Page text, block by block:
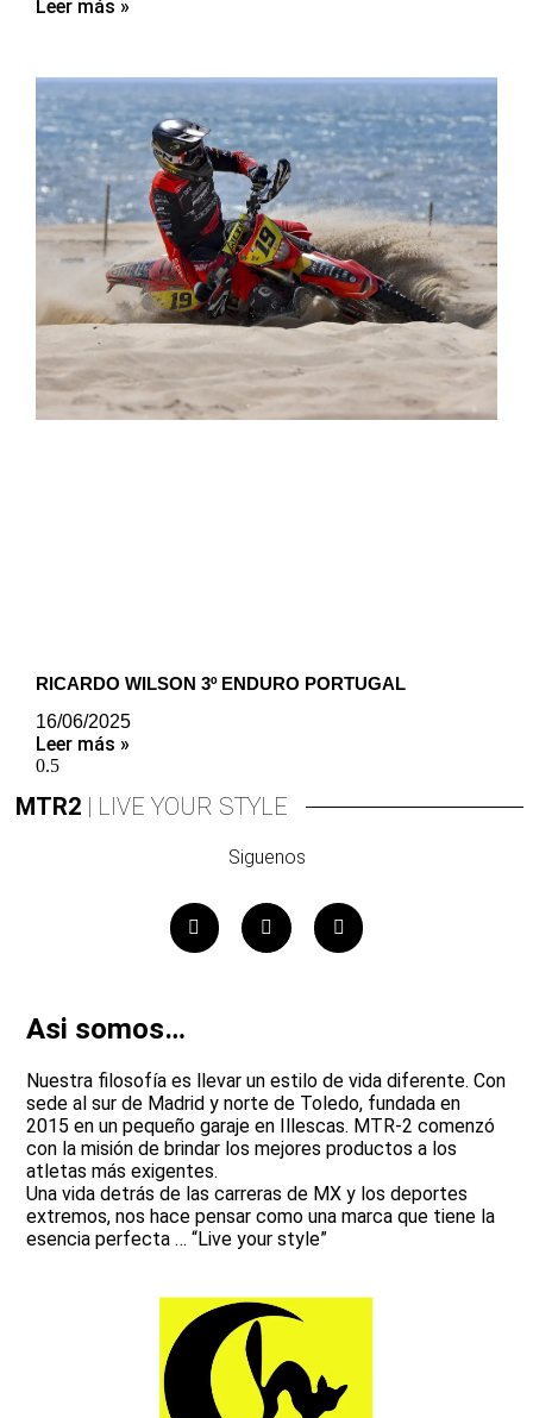
Leer más »
RICARDO WILSON 3º ENDURO PORTUGAL
16/06/2025
Leer más »
MTR2 | LIVE YOUR STYLE
Siguenos
Asi somos…
Nuestra filosofía es llevar un estilo de vida diferente. Con
sede al sur de Madrid y norte de Toledo, fundada en
2015 en un pequeño garaje en Illescas. MTR-2 comenzó
con la misión de brindar los mejores productos a los
atletas más exigentes.
Una vida detrás de las carreras de MX y los deportes
extremos, nos hace pensar como una marca que tiene la
esencia perfecta … “Live your style”